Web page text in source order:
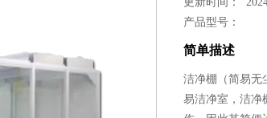
产品型号：
简单描述
洁净棚（简易无
易洁净室，洁净